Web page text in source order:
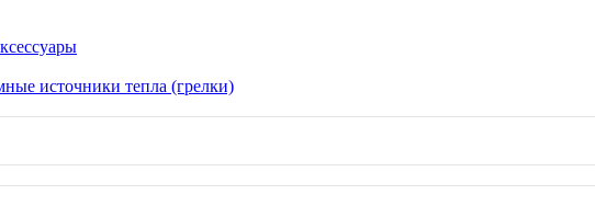
источники тепла (грелки)